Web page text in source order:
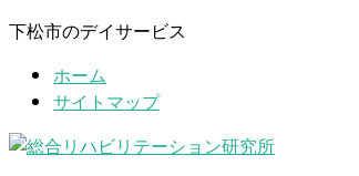
コ
ツ
ナ
シ
下松市のデイサービス
ホーム
サイトマップ